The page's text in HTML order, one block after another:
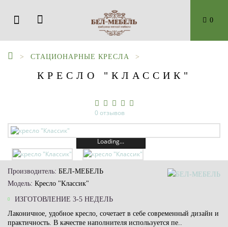
0
СТАЦИОНАРНЫЕ КРЕСЛА
КРЕСЛО "КЛАССИК"
0 отзывов
Loading...
Производитель: БЕЛ-МЕБЕЛЬ
Модель: Кресло "Классик"
ИЗГОТОВЛЕНИЕ 3-5 НЕДЕЛЬ
Лаконичное, удобное кресло, сочетает в себе современный дизайн и
практичность. В качестве наполнителя используется пе..